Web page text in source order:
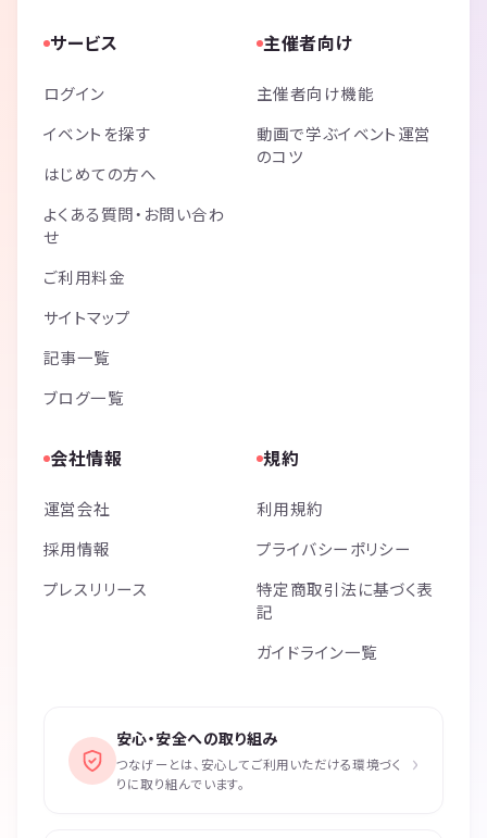
サービス
ログイン
イベントを探す
はじめての方へ
よくある質問・お問い合わ
せ
ご利用料金
サイトマップ
記事一覧
ブログ一覧
主催者向け
主催者向け機能
動画で学ぶイベント運営
のコツ
会社情報
運営会社
採用情報
プレスリリース
規約
利用規約
プライバシーポリシー
特定商取引法に基づく表
記
ガイドライン一覧
安心・安全への取り組み
つなげーとは、安心してご利用いただける環境づく
りに取り組んでいます。
›